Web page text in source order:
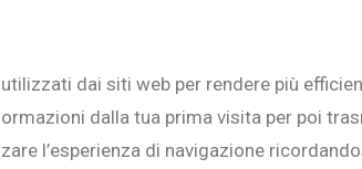
dai siti web per rendere più
dalla tua prima visita per poi
l’esperienza di navigazione